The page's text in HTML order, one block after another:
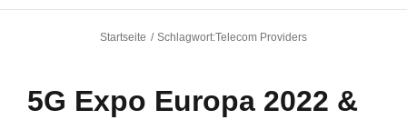
Startseite Schlagwort:Telecom Providers
5G Expo Europa 2022 &